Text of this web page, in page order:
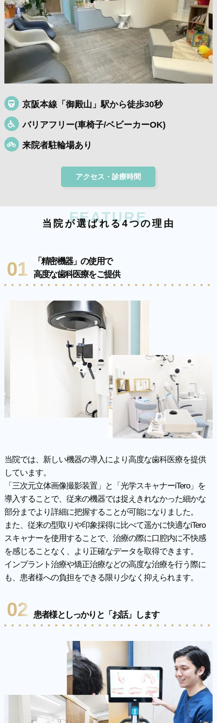
京阪本線「御殿山」駅から徒歩30秒
バリアフリー(車椅子/ベビーカーOK)
来院者駐輪場あり
アクセス・診療時間
FEATURE
当 院が選ばれる4つの理 由
01
「精密機器」の使用で
高度な歯科医療をご提供
当院では、新しい機器の導入により高度な歯科医療を提供
しています。
「三次元立体画像撮影装置」と「光学スキャナーiTero」を
導入することで、従来の機器では捉えきれなかった細かな
部分までより詳細に把握することが可能になりました。
また、従来の型取りや印象採得に比べて遥かに快適なiTero
スキャナーを使用することで、治療の際に口腔内に不快感
を感じることなく、より正確なデータを取得できます。
インプラント治療や矯正治療などの高度な治療を行う際に
も、患者様への負担をできる限り少なく抑えられます。
02 患者様としっかりと「お話」します